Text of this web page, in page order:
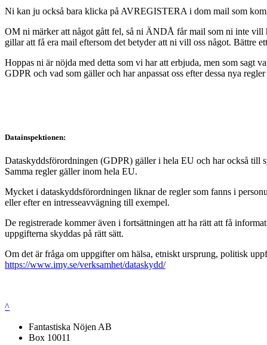
Ni kan ju också bara klicka på AVREGISTERA i dom mail som
OM ni märker att något gått fel, så ni ÄNDÅ får mail som ni inte
gillar att få era mail eftersom det betyder att ni vill oss något. Bättre
Hoppas ni är nöjda med detta som vi har att erbjuda, men som sagt
GDPR och vad som gäller och har anpassat oss efter dessa nya
Datainspektionen:
Dataskyddsförordningen (GDPR) gäller i hela EU och har också till
Samma regler gäller inom hela EU.
Mycket i dataskyddsförordningen liknar de regler som fanns i
eller efter en intresseavvägning till exempel.
De registrerade kommer även i fortsättningen att ha rätt att få
uppgifterna skyddas på rätt sätt.
Om det är fråga om uppgifter om hälsa, etniskt ursprung, politisk
https://www.imy.se/verksamhet/dataskydd/
^
Fantastiska Nöjen AB
Box 10011